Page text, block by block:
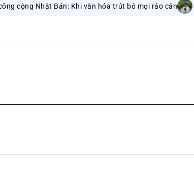
Nhật Bản: Khi văn hóa trút bỏ mọi rảo cản